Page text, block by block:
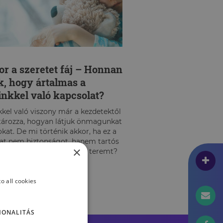
a szeretet fáj – Honnan
hogy ártalmas a
való kapcsolat?
való viszony már a kezdetektől
hogyan látjuk önmagunkat
De mi történik akkor, ha ez a
nem biztonságot, hanem tartós
és bizonytalanságot teremt?
×
all cookies